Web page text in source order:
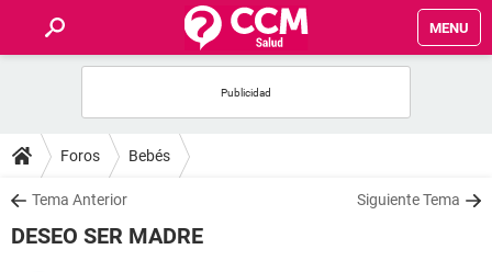
MENU
FOROS
SALUD
Foros Bebés
Tema Anterior Siguiente Tema
DESEO SER MADRE